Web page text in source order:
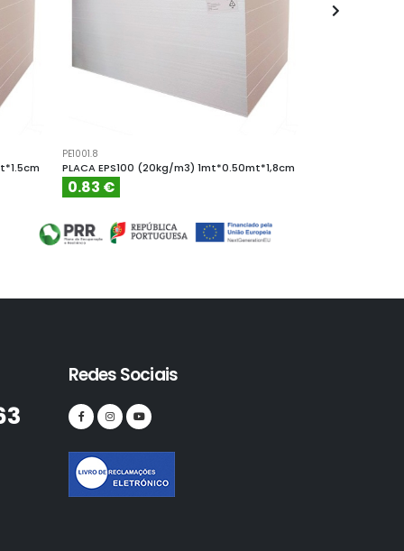
PE1001.8
PLACA EPS100 (20kg/m3) 1mt*0.50mt*1,8cm
0.83 €
Redes Sociais